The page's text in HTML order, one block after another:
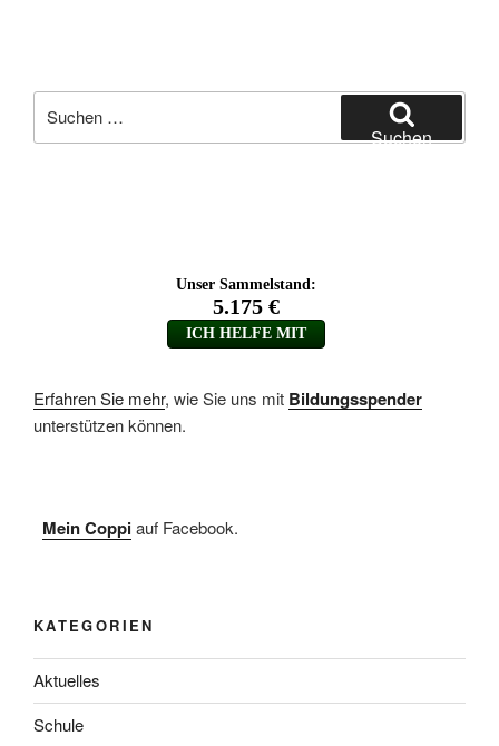
nach:
Suchen
Erfahren Sie mehr, wie Sie uns mit Bildungsspender
unterstützen können.
Mein Coppiauf Facebook.
KATEGORIEN
Aktuelles
Schule